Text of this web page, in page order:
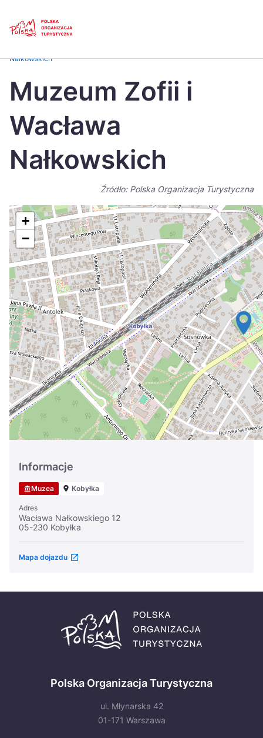
Česká
Dansk
Italiano
日本
Português
Suomi
Україна
Zamknij
Nałkowskich
Muzeum Zofii i
Wacława
Nałkowskich
Źródło: Polska Organizacja Turystyczna
+
−
Informacje
Muzea Kobyłka
Adres
Wacława Nałkowskiego 12
05-230 Kobyłka
Mapa dojazdu
Polska Organizacja Turystyczna
ul. Młynarska 42
01-171 Warszawa